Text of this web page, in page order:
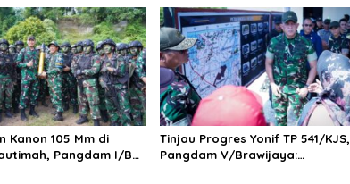
Perbatasan RI-PNG
Kanon 105 Mm di
Pangdam I/BB
Tinjau Progres Yonif TP 541/KJS,
Pangdam V/Brawijaya: